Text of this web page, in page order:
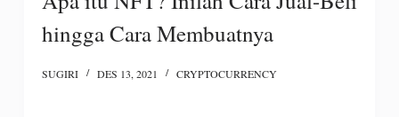
hingga Cara Membuatnya
SUGIRI DES 13, 2021 CRYPTOCURRENCY